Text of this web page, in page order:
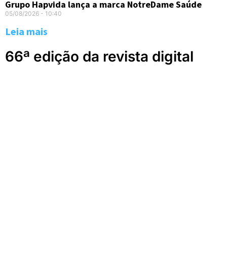
Grupo Hapvida lança a marca NotreDame Saúde
05/08/2026 10:40
Leia mais
66ª edição da revista digital